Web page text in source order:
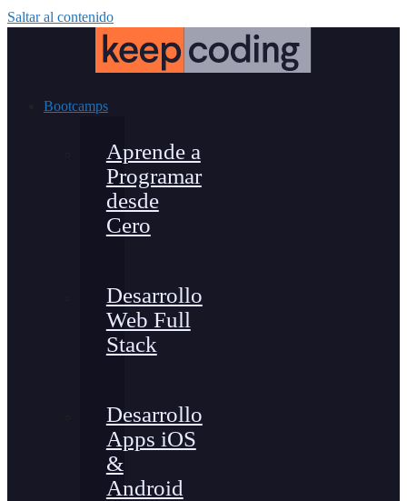
Saltar al contenido
Bootcamps
Aprende a
Programar
desde
Cero
Desarrollo
Web Full
Stack
Desarrollo
Apps iOS
&
Android